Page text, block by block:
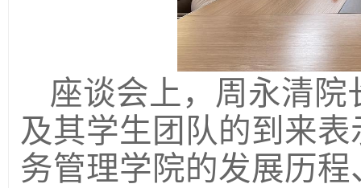
座谈会上，周永清
及其学生团队的到来
务管理学院的发展历